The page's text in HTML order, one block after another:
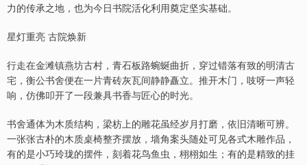
力的传承之地，也为今日书院活化利用奠定坚实基础。
星灯重亮 古院焕新
行走在金滩镇燕坊古村，青石板路蜿蜒曲折，穿过错落有致的明清古
宅，衡公书舍便在一片青砖灰瓦间静静矗立。推开木门，吱呀一声轻
响，仿佛叩开了一段兼具书香与匠心的时光。
书舍通体为木质结构，梁枋上的雕花虽经岁月打磨，依旧清晰可辨。
一张张古朴的木质桌椅整齐摆放，墙角案头随处可见各式木雕作品，
有的是小巧玲珑的摆件，刻着花鸟鱼虫，栩栩如生；有的是精致的挂